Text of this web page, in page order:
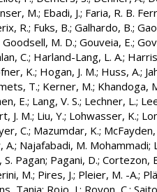
M.; Ebadi, J.; Faria, R. B.
R.; Fuks, B.; Galhardo, B.;
Goodsell, M. D.; Gouveia, E.;
C.; Harland-Lang, L. A.;
K.; Hogan, J. M.; Huss, A.;
T.; Kerner, M.; Khandoga,
E.; Lang, V. S.; Lechner, L.;
J. M.; Liu, Y.; Lohwasser, K.;
C.; Mazumdar, K.; McFayden,
A.; Najafabadi, M. Mohammadi;
S. Pagan; Pagani, D.; Cortezon,
M.; Pires, J.; Pleier, M. -A.;
Tania; Rojo, J. ; Royon, C.;